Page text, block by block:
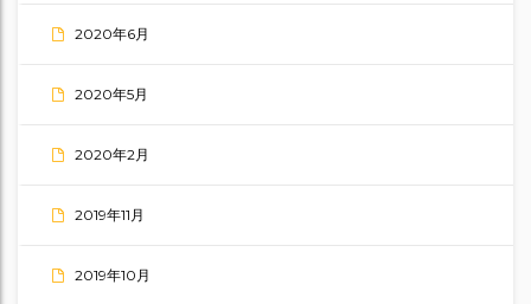
2020年6月
2020年5月
2020年2月
2019年11月
2019年10月